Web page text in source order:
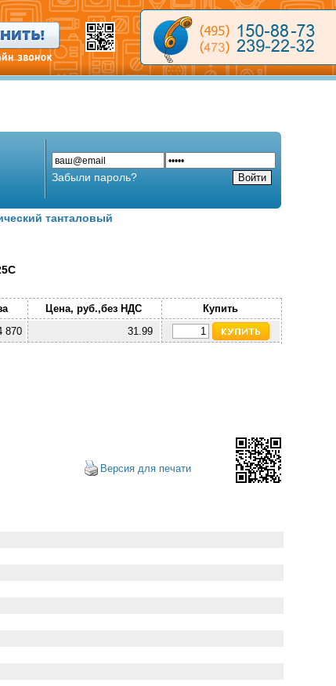
Цена, руб.,без НДС
Купить
870 31.99
Версия для печати
танталовый
Забыли пароль?